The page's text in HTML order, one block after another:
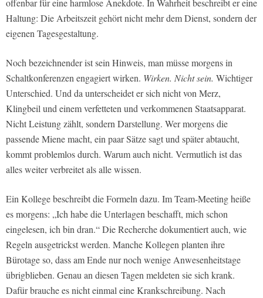
offenbar für eine harmlose Anekdote. In Wahrheit beschreibt er eine
Haltung: Die Arbeitszeit gehört nicht mehr dem Dienst, sondern der
eigenen Tagesgestaltung.
Noch bezeichnender ist sein Hinweis, man müsse morgens in
Schaltkonferenzen engagiert wirken. Wirken. Nicht sein. Wichtiger
Unterschied. Und da unterscheidet er sich nicht von Merz,
Klingbeil und einem verfetteten und verkommenen Staatsapparat.
Nicht Leistung zählt, sondern Darstellung. Wer morgens die
passende Miene macht, ein paar Sätze sagt und später abtaucht,
kommt problemlos durch. Warum auch nicht. Vermutlich ist das
alles weiter verbreitet als alle wissen.
Ein Kollege beschreibt die Formeln dazu. Im Team-Meeting heiße
es morgens: „Ich habe die Unterlagen beschafft, mich schon
eingelesen, ich bin dran.“ Die Recherche dokumentiert auch, wie
Regeln ausgetrickst werden. Manche Kollegen planten ihre
Bürotage so, dass am Ende nur noch wenige Anwesenheitstage
übrigblieben. Genau an diesen Tagen meldeten sie sich krank.
Dafür brauche es nicht einmal eine Krankschreibung. Nach